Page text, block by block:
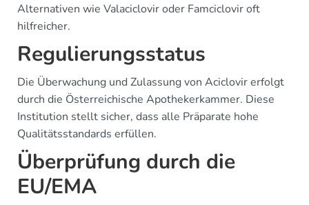
Alternativen wie Valaciclovir oder Famciclovir oft
hilfreicher.
Regulierungsstatus
Die Überwachung und Zulassung von Aciclovir erfolgt
durch die Österreichische Apothekerkammer. Diese
Institution stellt sicher, dass alle Präparate hohe
Qualitätsstandards erfüllen.
Überprüfung durch die
EU/EMA